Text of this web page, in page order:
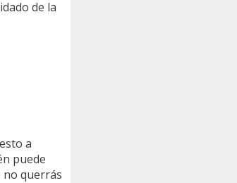
de la
a
puede
no querrás